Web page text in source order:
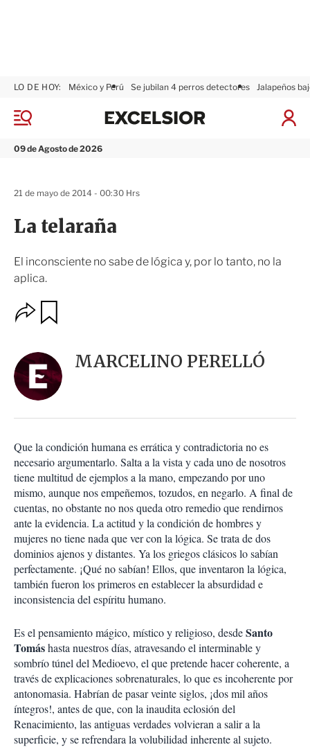
M
n
09 de Agosto de 2026
LO DE HOY: México y Perú Se jubilan 4 perros detectores Jalapeños
I
x
La telaraña
El inconsciente no sabe de lógica y, por lo tanto, no la
aplica.
21 de mayo de 2014 - 00:30 Hrs
O
p
n
e
s
o
m
p
a
r
i
r
a
r
MARCELINO PERELLÓ
Que la condición humana es errática y contradictoria no es
necesario argumentarlo. Salta a la vista y cada uno de nosotros
tiene multitud de ejemplos a la mano, empezando por uno
mismo, aunque nos empeñemos, tozudos, en negarlo. A final de
cuentas, no obstante no nos queda otro remedio que rendirnos
ante la evidencia. La actitud y la condición de hombres y
mujeres no tiene nada que ver con la lógica. Se trata de dos
dominios ajenos y distantes. Ya los griegos clásicos lo sabían
perfectamente. ¡Qué no sabían! Ellos, que inventaron la lógica,
también fueron los primeros en establecer la absurdidad e
inconsistencia del espíritu humano.
Es el pensamiento mágico, místico y religioso, desdeSanto
Tomáshasta nuestros días, atravesando el interminable y
sombrío túnel del Medioevo, el que pretende hacer coherente, a
través de explicaciones sobrenaturales, lo que es incoherente por
antonomasia. Habrían de pasar veinte siglos, ¡dos mil años
íntegros!, antes de que, con la inaudita eclosión del
Renacimiento, las antiguas verdades volvieran a salir a la
superficie, y se refrendara la volubilidad inherente al sujeto.